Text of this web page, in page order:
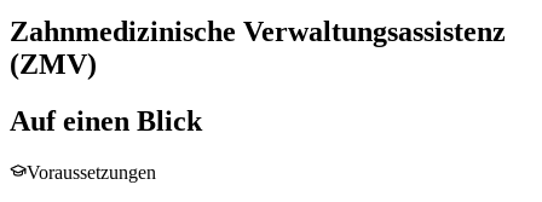
Zahnmedizinische Verwaltungsassistenz
(ZMV)
Auf einen Blick
Voraussetzungen